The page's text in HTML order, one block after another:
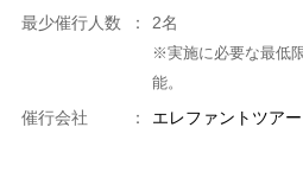
最少催行人数
： 2名
※実施に必要な最低
能。
催行会社 ： エレファントツアー